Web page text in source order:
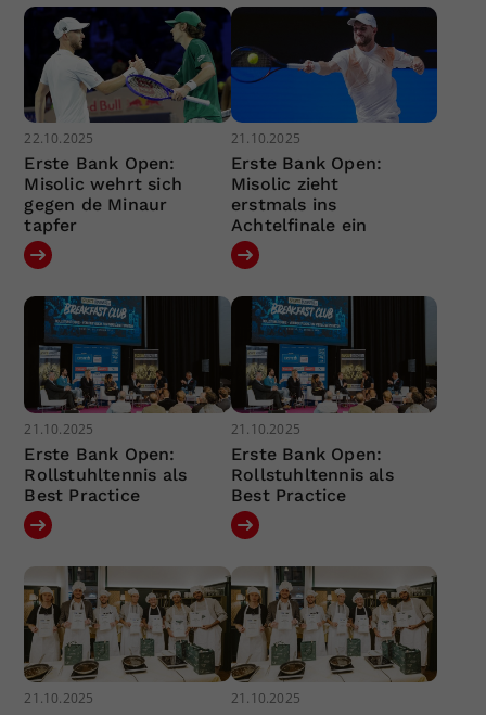
22.10.2025
Erste Bank Open:
Misolic wehrt sich
gegen de Minaur
tapfer
21.10.2025
Erste Bank Open:
Misolic zieht
erstmals ins
Achtelfinale ein
21.10.2025
Erste Bank Open:
Rollstuhltennis als
Best Practice
21.10.2025
Erste Bank Open:
Rollstuhltennis als
Best Practice
21.10.2025 21.10.2025